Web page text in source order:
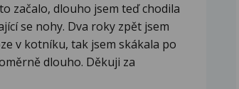
začalo, dlouho jsem teď chodila
se nohy. Dva roky zpět jsem
v kotníku, tak jsem skákala po
dlouho. Děkuji za